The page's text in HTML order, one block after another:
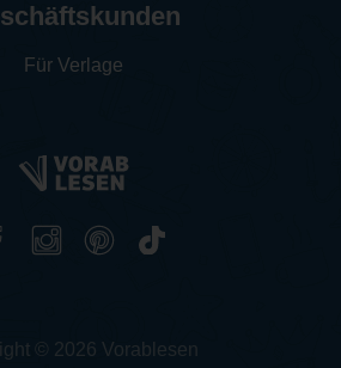
Für Verlage
© 2026 Vorablesen